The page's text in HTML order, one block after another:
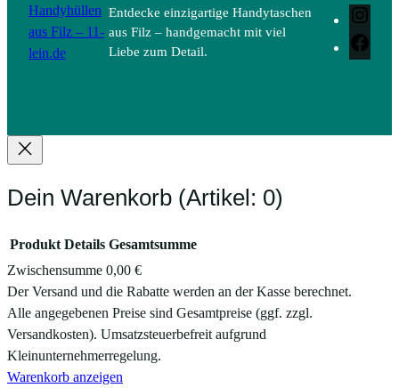
Handyhüllen
aus Filz – 11-
lein.de
Entdecke einzigartige Handytaschen
aus Filz – handgemacht mit viel
Liebe zum Detail.
Dein Warenkorb (Artikel: 0)
Produkte
im
Warenkorb
Produkt Details Gesamtsumme
Zwischensumme 0,00 €
Der Versand und die Rabatte werden an der Kasse berechnet.
Alle angegebenen Preise sind Gesamtpreise (ggf. zzgl.
Versandkosten). Umsatzsteuerbefreit aufgrund
Kleinunternehmerregelung.
Warenkorb anzeigen